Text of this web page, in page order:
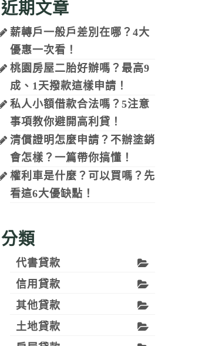
近期文章
薪轉戶一般戶差別在哪？4大
優惠一次看！
桃園房屋二胎好辦嗎？最高9
成、1天撥款這樣申請！
私人小額借款合法嗎？5注意
事項教你避開高利貸！
清償證明怎麼申請？不辦塗銷
會怎樣？一篇帶你搞懂！
權利車是什麼？可以買嗎？先
看這6大優缺點！
分類
代書貸款
信用貸款
其他貸款
土地貸款